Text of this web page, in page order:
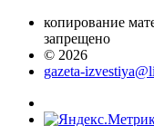
копирование
запрещено
© 2026
gazeta-